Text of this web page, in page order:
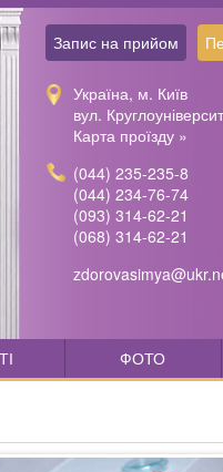
Запис на прийом
Україна, м. Київ
вул.
Карта проїзду »
(044) 235-235-8
(044) 234-76-74
(093) 314-62-21
(068) 314-62-21
ФОТО